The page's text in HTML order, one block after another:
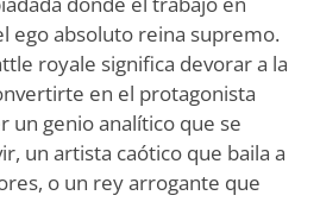
ego absoluto reina supremo.
royale significa devorar a la
en el protagonista
un genio analítico que se
un artista caótico que baila a
o un rey arrogante que